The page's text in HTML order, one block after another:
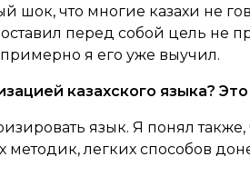
что многие казахи не
перед собой цель не
примерно я его уже выучил.
казахского языка?
язык. Я понял
методик, легких способов